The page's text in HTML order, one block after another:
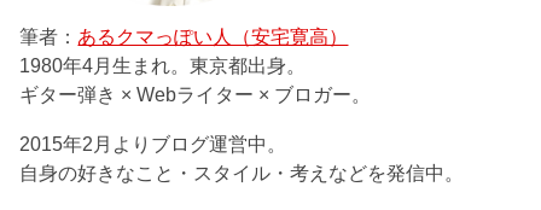
筆者： あるクマっぽい人（安宅寛高）
1980年4月生まれ。東京都出身。
ギター弾き × Webライター × ブロガー。
2015年2月よりブログ運営中。
自身の好きなこと・スタイル・考えなどを発信中。